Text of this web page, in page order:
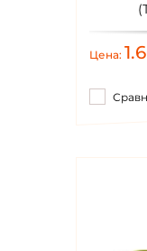
Цена: